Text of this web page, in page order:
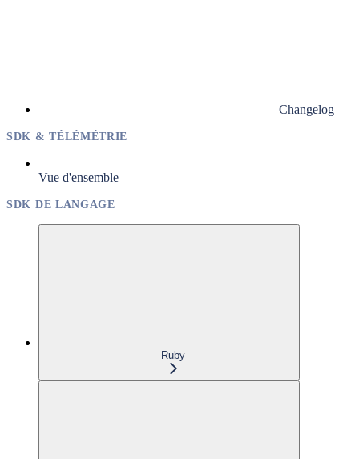
Changelog
SDK & TÉLÉMÉTRIE
Vue d'ensemble
SDK DE LANGAGE
Ruby